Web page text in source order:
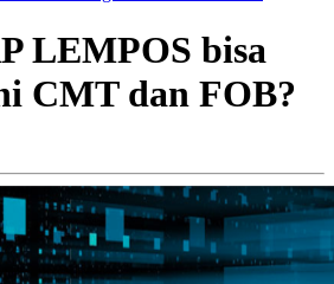
LEMPOS bisa
CMT dan FOB?